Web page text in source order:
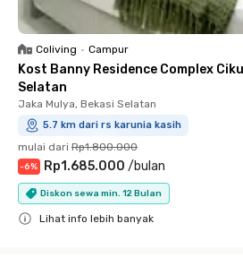
Coliving • Campur
Kost Banny Residence Complex
Selatan
Jaka Mulya, Bekasi Selatan
5.7 km dari rs karunia kasih
mulai dari Rp1.800.000
-6% Rp1.685.000 /bulan
Diskon sewa min. 12 Bulan
Lihat info lebih banyak